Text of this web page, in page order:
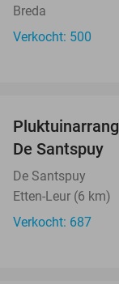
Breda
Verkocht: 500
De Santspuy
De Santspuy
Etten-Leur (6 km)
Verkocht: 687